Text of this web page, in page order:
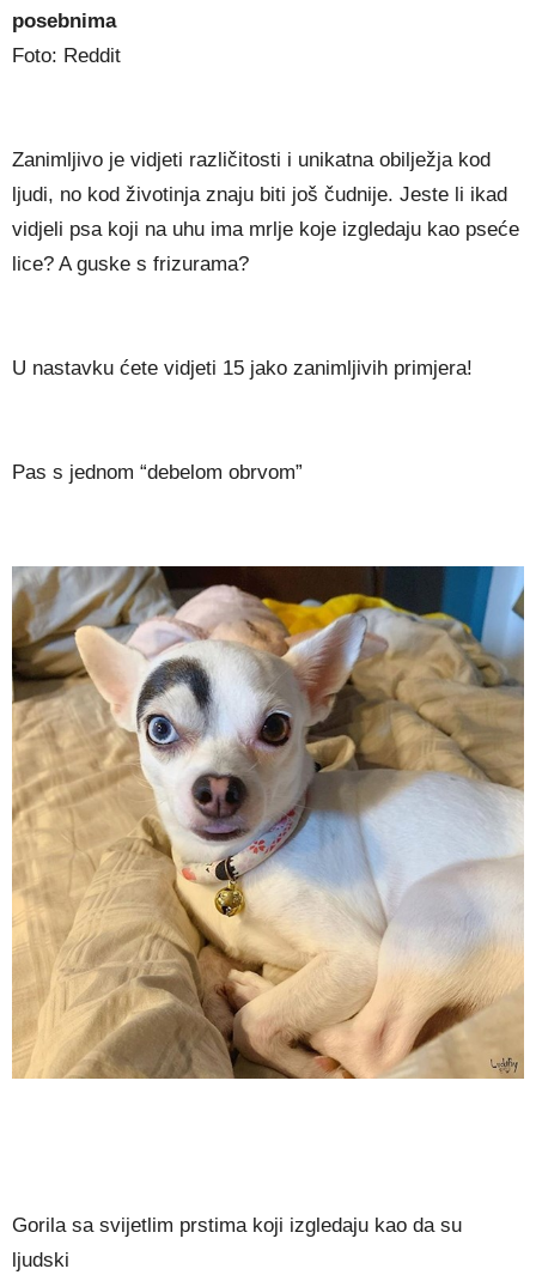
posebnima
Foto: Reddit
Zanimljivo je vidjeti različitosti i unikatna obilježja kod
ljudi, no kod životinja znaju biti još čudnije. Jeste li ikad
vidjeli psa koji na uhu ima mrlje koje izgledaju kao pseće
lice? A guske s frizurama?
U nastavku ćete vidjeti 15 jako zanimljivih primjera!
Pas s jednom “debelom obrvom”
Gorila sa svijetlim prstima koji izgledaju kao da su
ljudski